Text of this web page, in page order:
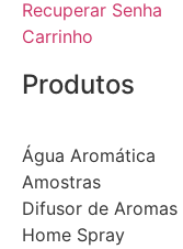
Recuperar Senha
Carrinho
Produtos
Água Aromática
Amostras
Difusor de Aromas
Home Spray